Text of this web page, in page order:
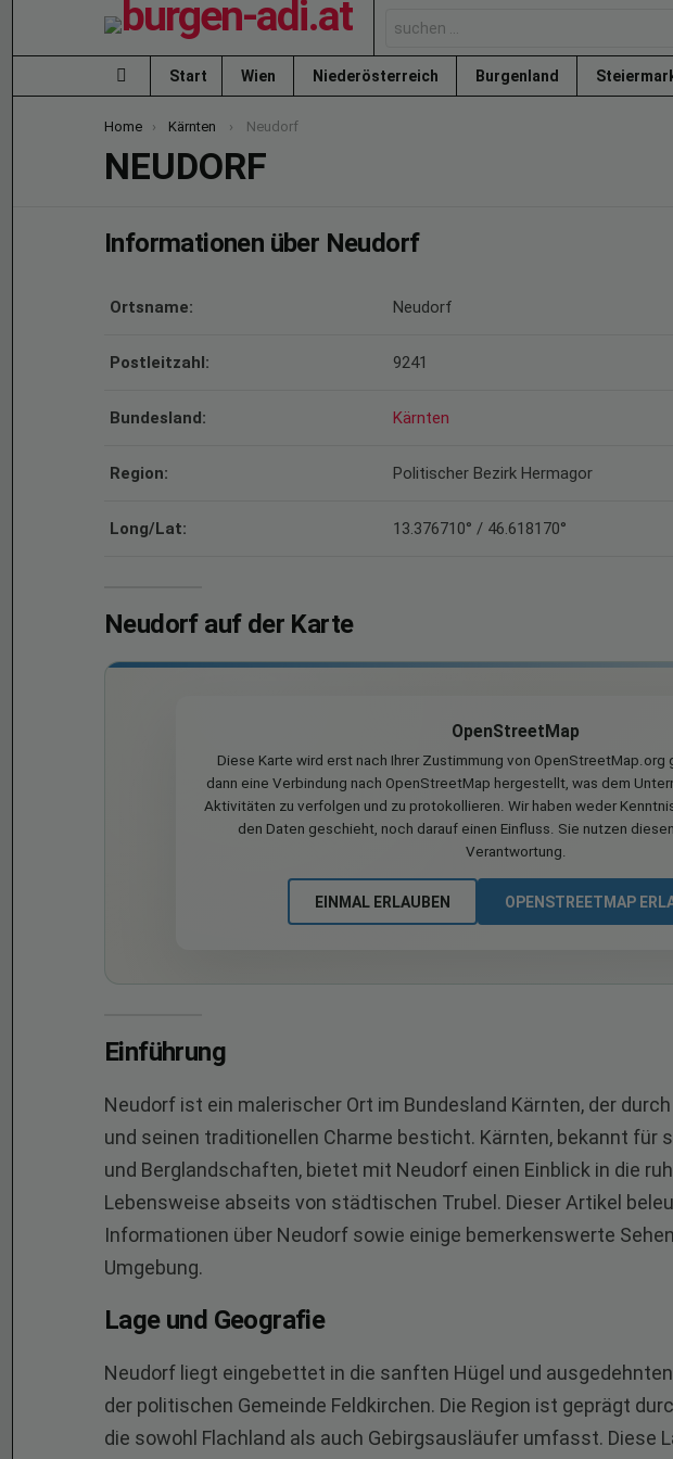
for:
Menu
Start Wien Niederösterreich Burgenland
You are here:
Home Kärnten Neudorf
NEUDORF
Informationen über Neudorf
Ortsname: Neudorf
Postleitzahl: 9241
Bundesland: Kärnten
Region: Politischer Bezirk Hermagor
Long/Lat: 13.376710° / 46.618170°
Neudorf auf der Karte
OpenStreetMap
Diese Karte wird erst nach Ihrer Zustimmung von OpenStreetMap.org
dann eine Verbindung nach OpenStreetMap hergestellt, was dem
Aktivitäten zu verfolgen und zu protokollieren. Wir haben weder
den Daten geschieht, noch darauf einen Einfluss. Sie nutzen
Verantwortung.
EINMAL ERLAUBEN OPENSTREETMAP
Einführung
Neudorf ist ein malerischer Ort im Bundesland Kärnten, der
und seinen traditionellen Charme besticht. Kärnten, bekannt für
und Berglandschaften, bietet mit Neudorf einen Einblick in die
Lebensweise abseits von städtischen Trubel. Dieser Artikel
Informationen über Neudorf sowie einige bemerkenswerte
Umgebung.
Lage und Geografie
Neudorf liegt eingebettet in die sanften Hügel und
der politischen Gemeinde Feldkirchen. Die Region ist geprägt
die sowohl Flachland als auch Gebirgsausläufer umfasst. Diese